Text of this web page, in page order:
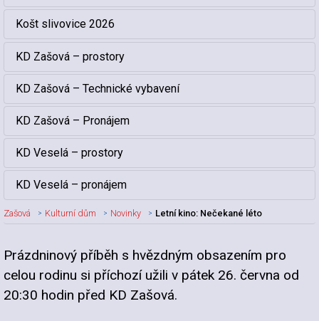
Košt slivovice 2026
KD Zašová – prostory
KD Zašová – Technické vybavení
KD Zašová – Pronájem
KD Veselá – prostory
KD Veselá – pronájem
Zašová Kulturní dům Novinky Letní kino: Nečekané léto
Nadpis článku
Prázdninový příběh s hvězdným obsazením pro
celou rodinu si příchozí užili v pátek 26. června od
20:30 hodin před KD Zašová.